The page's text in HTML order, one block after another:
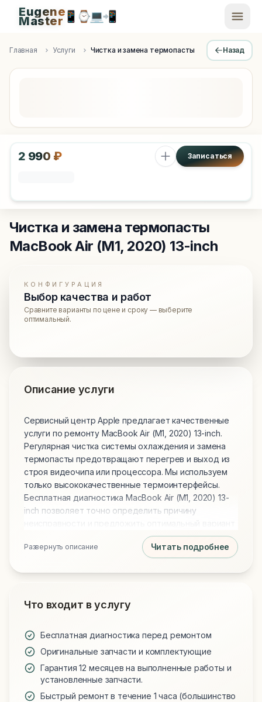
Apple Diagnostics & Engineering Authority in Saint
Eugene
Master📱 ⌚💻📲
Главная Услуги Чистка и замена термопасты Назад
2 990 ₽ Записаться
Чистка и замена термопасты
MacBook Air (M1, 2020) 13-inch
КОНФИГУРАЦИЯ
Выбор качества и работ
Сравните варианты по цене и сроку — выберите
оптимальный.
Описание услуги
Сервисный центр Apple предлагает качественные
услуги по ремонту MacBook Air (M1, 2020) 13-inch.
Регулярная чистка системы охлаждения и замена
термопасты предотвращают перегрев и выход из
строя видеочипа или процессора. Мы используем
только высококачественные термоинтерфейсы.
Бесплатная диагностика MacBook Air (M1, 2020) 13-
inch позволяет точно определить причину
Развернуть описание Читать подробнее
Что входит в услугу
Бесплатная диагностика перед ремонтом
Оригинальные запчасти и комплектующие
Гарантия 12 месяцев на выполненные работы и
установленные запчасти.
Быстрый ремонт в течение 1 часа (большинство